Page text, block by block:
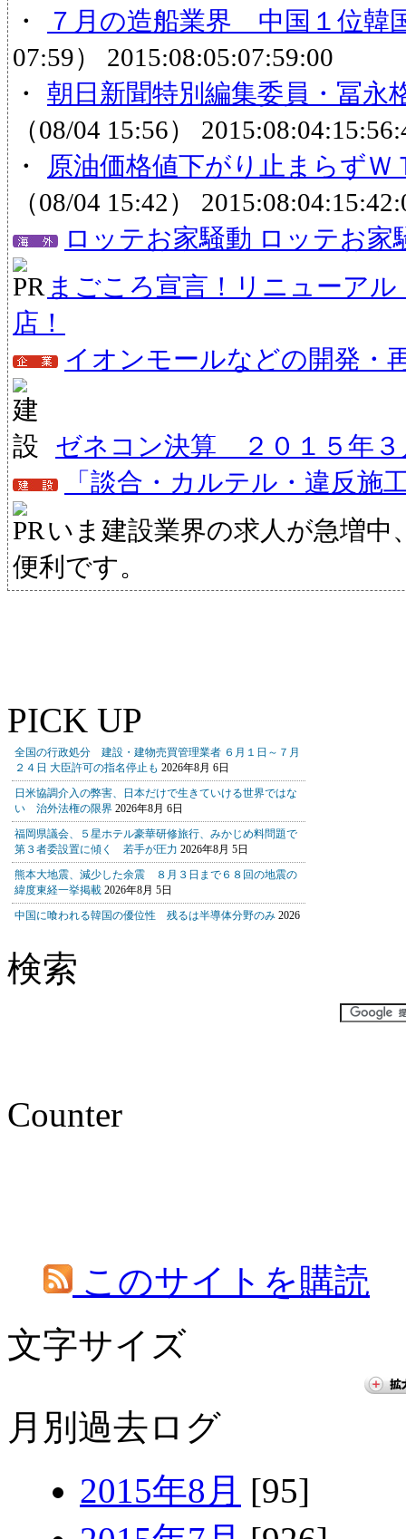
・
７月の造船業界 中国１位
07:59） 2015:08:05:07:59:00
・ 朝日新聞特別編集委員・冨
（08/04 15:56）
・
原油価格値下がり止まらず
（08/04 15:42）
ロッテお家騒動 ロッテお
まごころ宣言！リニューア
店！
イオンモールなどの開発・
ゼネコン決算 ２０１５年
「談合・カルテル・違反施
いま建設業界の求人が急増中
便利です。
PICK UP
検索
Counter
このサイトを購読
文字サイズ
月別過去ログ
2015年8月 [95]